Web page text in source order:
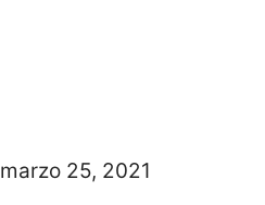
marzo 25, 2021